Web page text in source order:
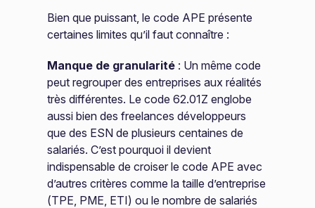
Bien que puissant, le code APE présente
certaines limites qu’il faut connaître :
Manque de granularité : Un même code
peut regrouper des entreprises aux réalités
très différentes. Le code 62.01Z englobe
aussi bien des freelances développeurs
que des ESN de plusieurs centaines de
salariés. C’est pourquoi il devient
indispensable de croiser le code APE avec
d’autres critères comme la taille d’entreprise
(TPE, PME, ETI) ou le nombre de salariés